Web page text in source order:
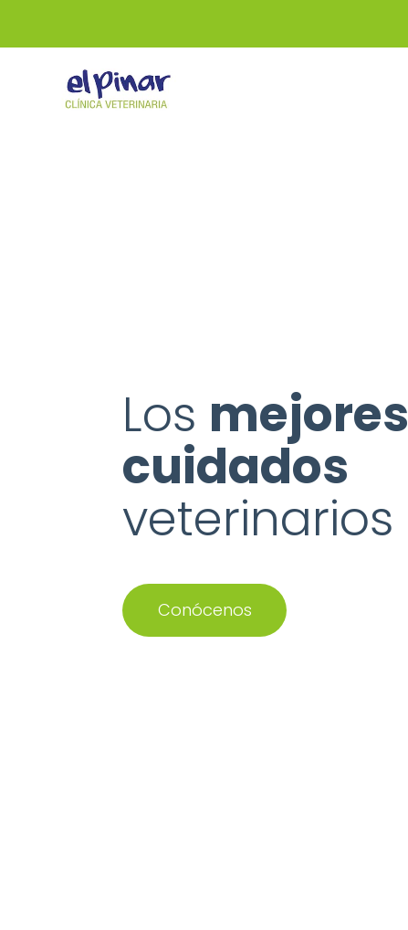
Los mejores
cuidados
veterinarios
Conócenos